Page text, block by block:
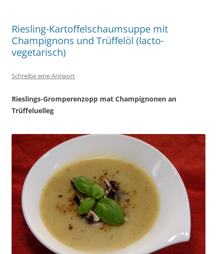
Riesling-Kartoffelschaumsuppe mit
Champignons und Trüffelöl (lacto-
vegetarisch)
Schreibe eine Antwort
Rieslings-Gromperenzopp mat Champignonen an
Trüffeluelleg